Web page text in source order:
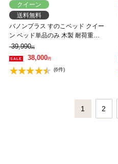
クイーン
送料無料
バノンプラス すのこベッド クイー
ン ベッド単品のみ 木製 耐荷重
350kg 組立簡単 棚付き コンセント
高さ4段階 【大型家具配送】
39,990円
38,000円
(6件)
1 2